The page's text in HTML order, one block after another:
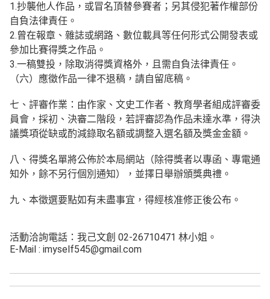
1.抄襲他人作品，或冒名頂替參賽者；另其侵犯著作權部份
自負法律責任。
2.曾在報章、雜誌或網路、數位載具等任何形式公開發表或
參加比賽得獎之作品。
3.一稿雙投，除取消得獎資格外，且需自負法律責任。
（六）應徵作品一律不退稿，請自留底稿。
七、評審作業：由作家、文史工作者、教育學者組成評審委
員會，採初、決審二階段，若評審認為作品未達水準，得決
議獎項從缺或酌減錄取名額或調整入選名額及獎金金額。
八、得獎名單將公佈於本局網站（除得獎者以專函、專電通
知外，餘不另行個別通知），並擇日舉辦頒獎典禮。
九、本徵選要點如有未盡事宜，得經核准修正後公布。
活動洽詢電話：我己文創 02-26710471 林小姐。
E-Mail : imyself545@gmail.com